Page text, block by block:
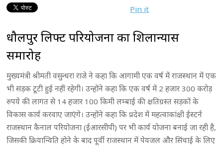
Pin it
धौलपुर लिफ्ट परियोजना का शिलान्यास
समारोह
मुख्यमंत्री श्रीमती वसुन्धरा राजे ने कहा कि आगामी एक वर्ष में राजस्थान में एक
भी सड़क टूटी हुई नहीं रहेगी। उन्होंने कहा कि एक वर्ष में 2 हजार 300 करोड़
रुपये की लागत से 14 हजार 100 किमी लम्बाई की क्षतिग्रस्त सड़कों के
विकास कार्य करवाए जाएंगे। उन्होंने कहा कि प्रदेश में महत्वाकांक्षी ईस्टर्न
राजस्थान कैनाल परियोजना (ईआरसीपी) पर भी कार्य योजना बनाई जा रही है,
जिसकी क्रियान्विति होने के बाद पूर्वी राजस्थान में पेयजल और सिंचाई के लिए